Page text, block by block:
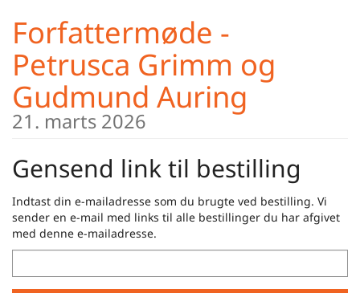
main
content
Forfattermøde -
Petrusca Grimm og
Gudmund Auring
21. marts 2026
Gensend link til bestilling
Indtast din e-mailadresse som du brugte ved bestilling. Vi
sender en e-mail med links til alle bestillinger du har afgivet
med denne e-mailadresse.